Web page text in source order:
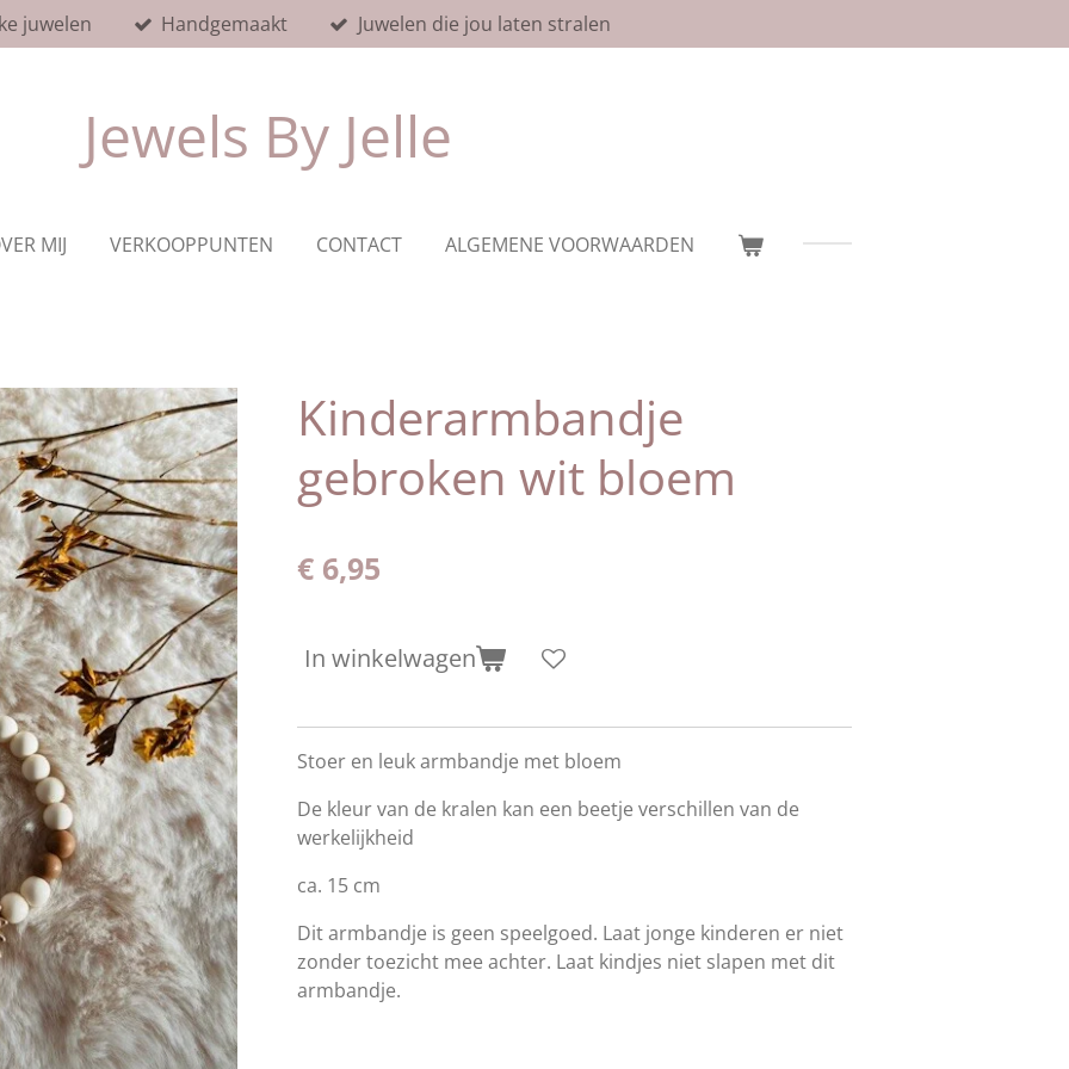
juwelen Handgemaakt Juwelen die jou laten stralen
Jewels By Jelle
MIJ VERKOOPPUNTEN CONTACT ALGEMENE VOORWAARDEN
Kinderarmbandje
gebroken wit bloem
€ 6,95
In winkelwagen
Stoer en leuk armbandje met bloem
De kleur van de kralen kan een beetje verschillen van de
werkelijkheid
ca. 15 cm
Dit armbandje is geen speelgoed. Laat jonge kinderen er niet
zonder toezicht mee achter. Laat kindjes niet slapen met dit
armbandje.